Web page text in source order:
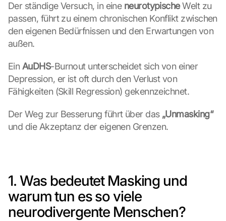
Der ständige Versuch, in eine neurotypische Welt zu
passen, führt zu einem chronischen Konflikt zwischen
den eigenen Bedürfnissen und den Erwartungen von
außen.
Ein AuDHS-Burnout unterscheidet sich von einer
Depression, er ist oft durch den Verlust von
Fähigkeiten (Skill Regression) gekennzeichnet.
Der Weg zur Besserung führt über das „Unmasking“
und die Akzeptanz der eigenen Grenzen.
1. Was bedeutet Masking und
warum tun es so viele
neurodivergente Menschen?